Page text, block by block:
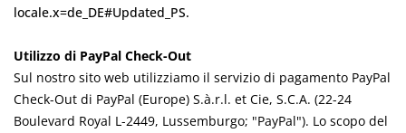
locale.x=de_DE#Updated_PS.
Utilizzo di PayPal Check-Out
Sul nostro sito web utilizziamo il servizio di pagamento PayPal
Check-Out di PayPal (Europe) S.à.r.l. et Cie, S.C.A. (22-24
Boulevard Royal L-2449, Lussemburgo; "PayPal"). Lo scopo del